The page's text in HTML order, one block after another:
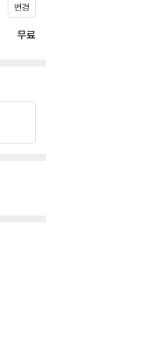
변경
무료